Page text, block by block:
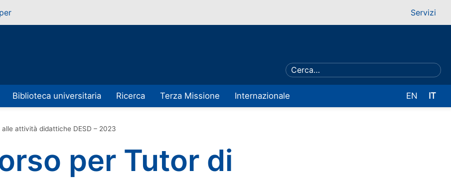
Servizi
Biblioteca universitaria Ricerca Terza Missione Internazionale EN IT
attività didattiche DESD – 2023
per Tutor di